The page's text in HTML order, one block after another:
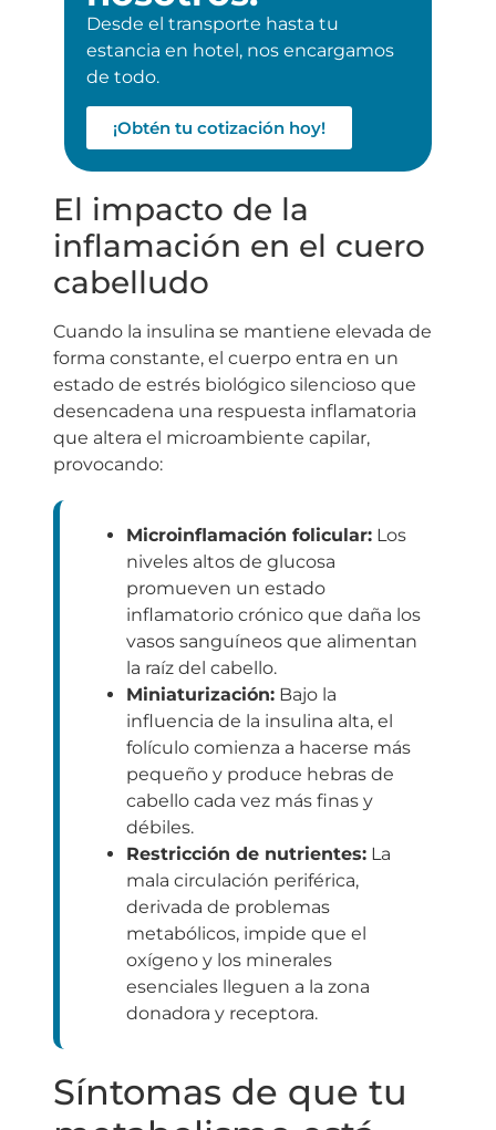
Desde el transporte hasta tu
estancia en hotel, nos encargamos
de todo.
¡Obtén tu cotización hoy!
El impacto de la
inflamación en el cuero
cabelludo
Cuando la insulina se mantiene elevada de
forma constante, el cuerpo entra en un
estado de estrés biológico silencioso que
desencadena una respuesta inflamatoria
que altera el microambiente capilar,
provocando:
Microinflamación folicular: Los
niveles altos de glucosa
promueven un estado
inflamatorio crónico que daña los
vasos sanguíneos que alimentan
la raíz del cabello.
Miniaturización: Bajo la
influencia de la insulina alta, el
folículo comienza a hacerse más
pequeño y produce hebras de
cabello cada vez más finas y
débiles.
Restricción de nutrientes: La
mala circulación periférica,
derivada de problemas
metabólicos, impide que el
oxígeno y los minerales
esenciales lleguen a la zona
donadora y receptora.
Síntomas de que tu